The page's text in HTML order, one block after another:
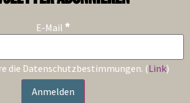
E-Mail *
die Datenschutzbestimmungen. (Link)